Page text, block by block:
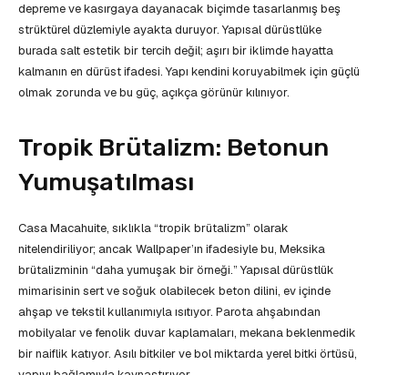
depreme ve kasırgaya dayanacak biçimde tasarlanmış beş
strüktürel düzlemiyle ayakta duruyor. Yapısal dürüstlüke
burada salt estetik bir tercih değil; aşırı bir iklimde hayatta
kalmanın en dürüst ifadesi. Yapı kendini koruyabilmek için güçlü
olmak zorunda ve bu güç, açıkça görünür kılınıyor.
Tropik Brütalizm: Betonun
Yumuşatılması
Casa Macahuite, sıklıkla “tropik brütalizm” olarak
nitelendiriliyor; ancak Wallpaper’ın ifadesiyle bu, Meksika
brütalizminin “daha yumuşak bir örneği.” Yapısal dürüstlük
mimarisinin sert ve soğuk olabilecek beton dilini, ev içinde
ahşap ve tekstil kullanımıyla ısıtıyor. Parota ahşabından
mobilyalar ve fenolik duvar kaplamaları, mekana beklenmedik
bir naiflik katıyor. Asılı bitkiler ve bol miktarda yerel bitki örtüsü,